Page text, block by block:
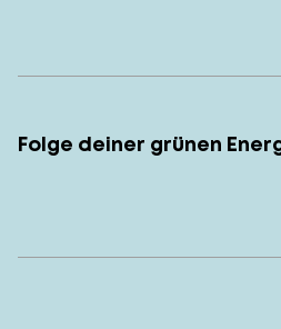
Folge deiner grünen